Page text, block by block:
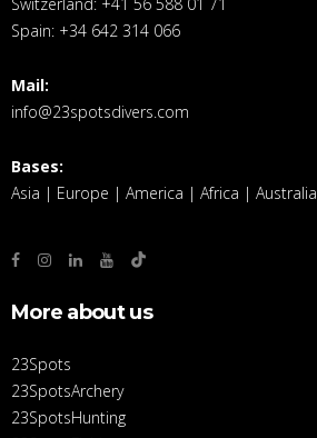
Switzerland: +41 56 588 01 71
Spain: +34 642 314 066
Mail:
info@23spotsdivers.com
Bases:
Asia | Europe | America | Africa | Australia
More about us
23Spots
23SpotsArchery
23SpotsHunting